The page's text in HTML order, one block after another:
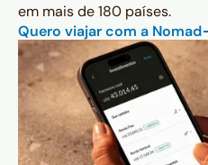
em mais de 180 países.
Quero viajar com a Nomad